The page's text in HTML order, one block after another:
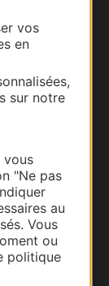
vos
en
sur notre
vous
"Ne pas
au
Vous
ou
politique